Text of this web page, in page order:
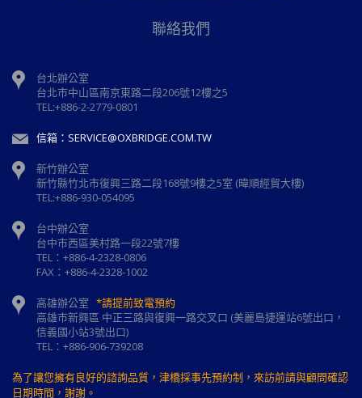
聯絡我們
台北辦公室
台北市中山區南京東路二段206號12樓之5
TEL:+886-2-2779-0801
信箱：SERVICE@OXBRIDGE.COM.TW
新竹辦公室
新⽵縣⽵北市復興三路⼆段168號9樓之5室 (暐順經貿大樓)
TEL:+886-930-054095
台中辦公室
台中市西區美村路一段22號7樓
TEL：+886-4-2328-0806
FAX：+886-4-2328-1002
高雄辦公室 *請提前致電預約
高雄市新興區 中正三路與復興一路交叉口 (美麗島捷運站6號出口，
信義國小站3號出口)
TEL：+886-906-739208
為了讓您擁有良好的諮詢品質，津橋採事先預約制，來訪前請與顧問確認
日期時間，謝謝。